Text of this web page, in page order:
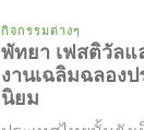
กิจกรรมต่างๆ
พัทยา เฟสติวัลแ
งานเฉลิมฉลอง
นิยม